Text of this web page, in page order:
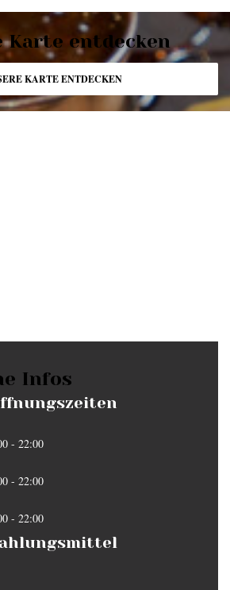
Karte entdecken
KARTE ENTDECKEN
Infos
- 22:00
- 22:00
- 22:00